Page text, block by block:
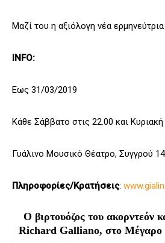
Μαζί του η αξιόλογη νέα ερμηνεύτρια
INFO:
Εως 31/03/2019
Kάθε Σάββατο στις 22.00 και Κυριακή
Γυάλινο Μουσικό Θέατρο, Συγγρού
Πληροφορίες/Κρατήσεις:
O βιρτουόζος του ακορντεόν
Richard Galliano, στο